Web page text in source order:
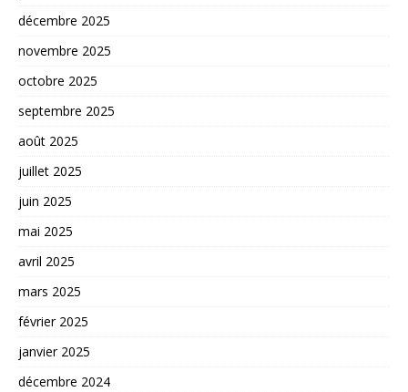
décembre 2025
novembre 2025
octobre 2025
septembre 2025
août 2025
juillet 2025
juin 2025
mai 2025
avril 2025
mars 2025
février 2025
janvier 2025
décembre 2024